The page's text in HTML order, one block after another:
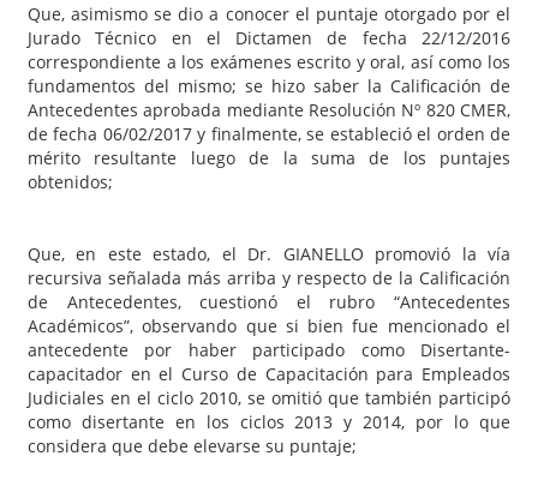
Que, asimismo se dio a conocer el puntaje otorgado por el
Jurado Técnico en el Dictamen de fecha 22/12/2016
correspondiente a los exámenes escrito y oral, así como los
fundamentos del mismo; se hizo saber la Calificación de
Antecedentes aprobada mediante Resolución Nº 820 CMER,
de fecha 06/02/2017 y finalmente, se estableció el orden de
mérito resultante luego de la suma de los puntajes
obtenidos;
Que, en este estado, el Dr. GIANELLO promovió la vía
recursiva señalada más arriba y respecto de la Calificación
de Antecedentes, cuestionó el rubro “Antecedentes
Académicos”, observando que si bien fue mencionado el
antecedente por haber participado como Disertante-
capacitador en el Curso de Capacitación para Empleados
Judiciales en el ciclo 2010, se omitió que también participó
como disertante en los ciclos 2013 y 2014, por lo que
considera que debe elevarse su puntaje;